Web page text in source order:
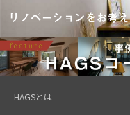
HAGSとは